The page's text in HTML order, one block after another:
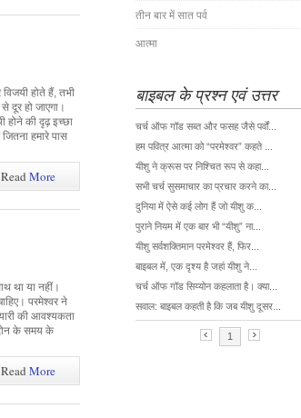
विजयी होते हैं, तभी
दूर हो जाएगा।
होने की दृढ़ इच्छा
हमारे पास
ReadMore
था या नहीं।
परमेश्वर ने
की आवश्यकता
के समय के
ReadMore
तीन बार में सात पर्व
आत्मा